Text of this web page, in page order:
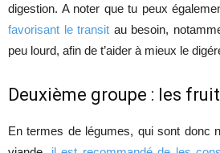
digestion. A noter que tu peux
favorisant le transit au besoin,
peu lourd, afin de t’aider à mieux le
Deuxième groupe : les
En termes de légumes, qui sont donc